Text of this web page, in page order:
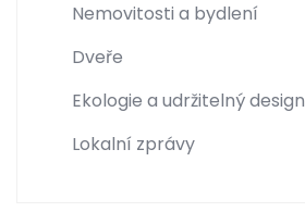
Nemovitosti a bydlení
Dveře
Ekologie a udržitelný design
Lokalní zprávy